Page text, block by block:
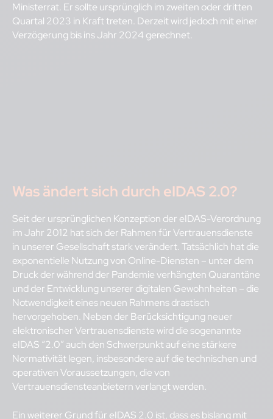
Ministerrat. Er sollte ursprünglich im zweiten oder dritten
Quartal 2023 in Kraft treten. Derzeit wird jedoch mit einer
Verzögerung bis ins Jahr 2024 gerechnet.
Was ändert sich durch eIDAS 2.0?
Seit der ursprünglichen Konzeption der eIDAS-Verordnung
im Jahr 2012 hat sich der Rahmen für Vertrauensdienste
in unserer Gesellschaft stark verändert. Tatsächlich hat die
exponentielle Nutzung von Online-Diensten – unter dem
Druck der während der Pandemie verhängten Quarantäne
und der Entwicklung unserer digitalen Gewohnheiten – die
Notwendigkeit eines neuen Rahmens drastisch
hervorgehoben. Neben der Berücksichtigung neuer
elektronischer Vertrauensdienste wird die sogenannte
eIDAS “2.0” auch den Schwerpunkt auf eine stärkere
Normativität legen, insbesondere auf die technischen und
operativen Voraussetzungen, die von
Vertrauensdiensteanbietern verlangt werden.
Ein weiterer Grund für eIDAS 2.0 ist, dass es bislang mit